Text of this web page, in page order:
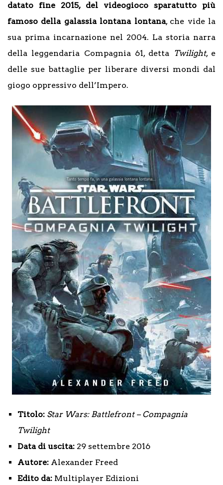
datato fine 2015, del videogioco sparatutto più
famoso della galassia lontana lontana, che vide la
sua prima incarnazione nel 2004. La storia narra
della leggendaria Compagnia 61, detta Twilight, e
delle sue battaglie per liberare diversi mondi dal
giogo oppressivo dell’Impero.
Titolo: Star Wars: Battlefront –Compagnia
Twilight
Data di uscita: 29 settembre 2016
Autore: Alexander Freed
Edito da: Multiplayer Edizioni